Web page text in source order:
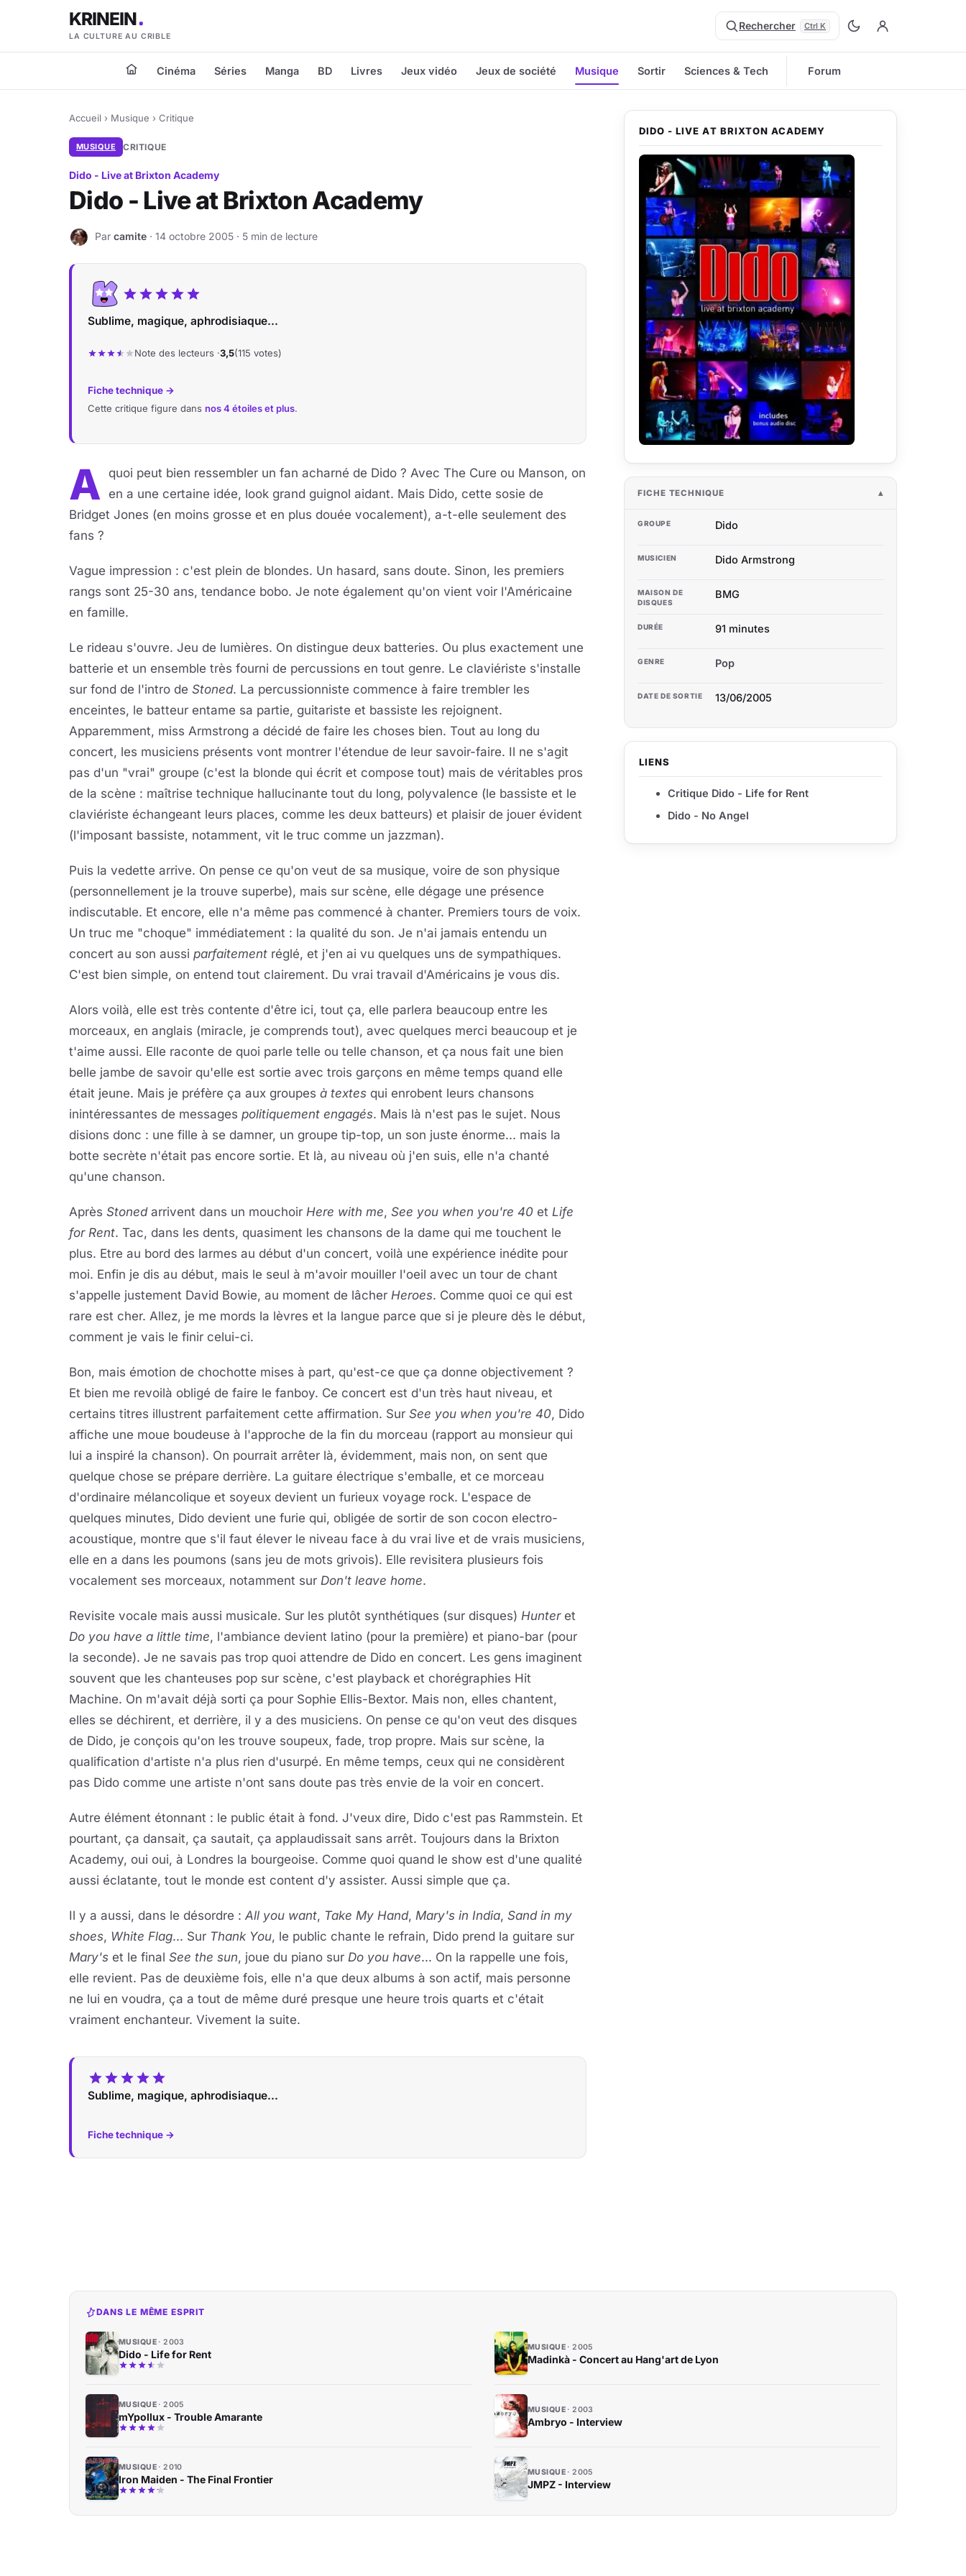
KRINEIN
LA CULTURE AU CRIBLE
Rechercher Ctrl K
Cinéma Séries Manga BD Livres Jeux vidéo Jeux de société Musique Sortir Sciences & Tech Forum
Accueil › Musique › Critique
MUSIQUE CRITIQUE
Dido - Live at Brixton Academy
Dido - Live at Brixton Academy
C Par camite · 14 octobre 2005 · 5 min de lecture
Sublime, magique, aphrodisiaque...
Note des lecteurs ·3,5(115 votes)
Fiche technique →
Cette critique figure dans nos 4 étoiles et plus.
A quoi peut bien ressembler un fan acharné de Dido ? Avec The Cure ou Manson, on
en a une certaine idée, look grand guignol aidant. Mais Dido, cette sosie de
Bridget Jones (en moins grosse et en plus douée vocalement), a-t-elle seulement des
fans ?
Vague impression : c'est plein de blondes. Un hasard, sans doute. Sinon, les premiers
rangs sont 25-30 ans, tendance bobo. Je note également qu'on vient voir l'Américaine
en famille.
Le rideau s'ouvre. Jeu de lumières. On distingue deux batteries. Ou plus exactement une
batterie et un ensemble très fourni de percussions en tout genre. Le claviériste s'installe
sur fond de l'intro de Stoned. La percussionniste commence à faire trembler les
enceintes, le batteur entame sa partie, guitariste et bassiste les rejoignent.
Apparemment, miss Armstrong a décidé de faire les choses bien. Tout au long du
concert, les musiciens présents vont montrer l'étendue de leur savoir-faire. Il ne s'agit
pas d'un "vrai" groupe (c'est la blonde qui écrit et compose tout) mais de véritables pros
de la scène : maîtrise technique hallucinante tout du long, polyvalence (le bassiste et le
claviériste échangeant leurs places, comme les deux batteurs) et plaisir de jouer évident
(l'imposant bassiste, notamment, vit le truc comme un jazzman).
Puis la vedette arrive. On pense ce qu'on veut de sa musique, voire de son physique
(personnellement je la trouve superbe), mais sur scène, elle dégage une présence
indiscutable. Et encore, elle n'a même pas commencé à chanter. Premiers tours de voix.
Un truc me "choque" immédiatement : la qualité du son. Je n'ai jamais entendu un
concert au son aussi parfaitement réglé, et j'en ai vu quelques uns de sympathiques.
C'est bien simple, on entend tout clairement. Du vrai travail d'Américains je vous dis.
Alors voilà, elle est très contente d'être ici, tout ça, elle parlera beaucoup entre les
morceaux, en anglais (miracle, je comprends tout), avec quelques merci beaucoup et je
t'aime aussi. Elle raconte de quoi parle telle ou telle chanson, et ça nous fait une bien
belle jambe de savoir qu'elle est sortie avec trois garçons en même temps quand elle
était jeune. Mais je préfère ça aux groupes à textes qui enrobent leurs chansons
inintéressantes de messages politiquement engagés. Mais là n'est pas le sujet. Nous
disions donc : une fille à se damner, un groupe tip-top, un son juste énorme... mais la
botte secrète n'était pas encore sortie. Et là, au niveau où j'en suis, elle n'a chanté
qu'une chanson.
Après Stonedarrivent dans un mouchoir Here with me, See you when you're 40 et Life
for Rent. Tac, dans les dents, quasiment les chansons de la dame qui me touchent le
plus. Etre au bord des larmes au début d'un concert, voilà une expérience inédite pour
moi. Enfin je dis au début, mais le seul à m'avoir mouiller l'oeil avec un tour de chant
s'appelle justement David Bowie, au moment de lâcher Heroes. Comme quoi ce qui est
rare est cher. Allez, je me mords la lèvres et la langue parce que si je pleure dès le début,
comment je vais le finir celui-ci.
Bon, mais émotion de chochotte mises à part, qu'est-ce que ça donne objectivement ?
Et bien me revoilà obligé de faire le fanboy. Ce concert est d'un très haut niveau, et
certains titres illustrent parfaitement cette affirmation. Sur See you when you're 40, Dido
affiche une moue boudeuse à l'approche de la fin du morceau (rapport au monsieur qui
lui a inspiré la chanson). On pourrait arrêter là, évidemment, mais non, on sent que
quelque chose se prépare derrière. La guitare électrique s'emballe, et ce morceau
d'ordinaire mélancolique et soyeux devient un furieux voyage rock. L'espace de
quelques minutes, Dido devient une furie qui, obligée de sortir de son cocon electro-
acoustique, montre que s'il faut élever le niveau face à du vrai live et de vrais musiciens,
elle en a dans les poumons (sans jeu de mots grivois). Elle revisitera plusieurs fois
vocalement ses morceaux, notamment sur Don't leave home.
Revisite vocale mais aussi musicale. Sur les plutôt synthétiques (sur disques) Hunteret
Do you have a little time, l'ambiance devient latino (pour la première) et piano-bar (pour
la seconde). Je ne savais pas trop quoi attendre de Dido en concert. Les gens imaginent
souvent que les chanteuses pop sur scène, c'est playback et chorégraphies Hit
Machine. On m'avait déjà sorti ça pour Sophie Ellis-Bextor. Mais non, elles chantent,
elles se déchirent, et derrière, il y a des musiciens. On pense ce qu'on veut des disques
de Dido, je conçois qu'on les trouve soupeux, fade, trop propre. Mais sur scène, la
qualification d'artiste n'a plus rien d'usurpé. En même temps, ceux qui ne considèrent
pas Dido comme une artiste n'ont sans doute pas très envie de la voir en concert.
Autre élément étonnant : le public était à fond. J'veux dire, Dido c'est pas Rammstein. Et
pourtant, ça dansait, ça sautait, ça applaudissait sans arrêt. Toujours dans la Brixton
Academy, oui oui, à Londres la bourgeoise. Comme quoi quand le show est d'une qualité
aussi éclatante, tout le monde est content d'y assister. Aussi simple que ça.
Il y a aussi, dans le désordre : All you want, Take My Hand, Mary's in India, Sand in my
shoes, White Flag... Sur Thank You, le public chante le refrain, Dido prend la guitare sur
Mary's et le final See the sun, joue du piano sur Do you have... On la rappelle une fois,
elle revient. Pas de deuxième fois, elle n'a que deux albums à son actif, mais personne
ne lui en voudra, ça a tout de même duré presque une heure trois quarts et c'était
vraiment enchanteur. Vivement la suite.
Sublime, magique, aphrodisiaque...
Fiche technique →
DIDO - LIVE AT BRIXTON ACADEMY
FICHE TECHNIQUE
GROUPE Dido
MUSICIEN Dido Armstrong
MAISON DE
DISQUES
BMG
DURÉE 91 minutes
GENRE Pop
DATE DE SORTIE 13/06/2005
LIENS
Critique Dido - Life for Rent
Dido - No Angel
DANS LE MÊME ESPRIT
MUSIQUE 2003
Dido - Life for Rent
MUSIQUE 2005
Madinkà - Concert au Hang'art de Lyon
MUSIQUE 2005
mYpollux - Trouble Amarante
MUSIQUE 2003
Ambryo - Interview
MUSIQUE 2010
Iron Maiden - The Final Frontier
MUSIQUE 2005
JMPZ - Interview